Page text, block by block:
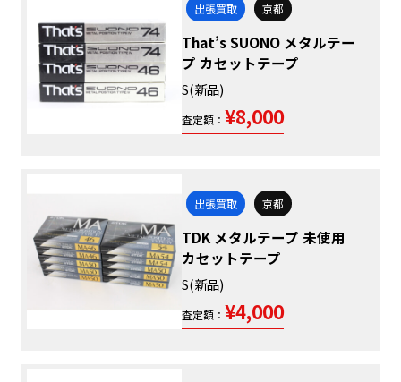
出張買取 京都
That’s SUONO メタルテー
プ カセットテープ
S(新品)
査定額： ¥8,000
出張買取 京都
TDK メタルテープ 未使用
カセットテープ
S(新品)
査定額： ¥4,000